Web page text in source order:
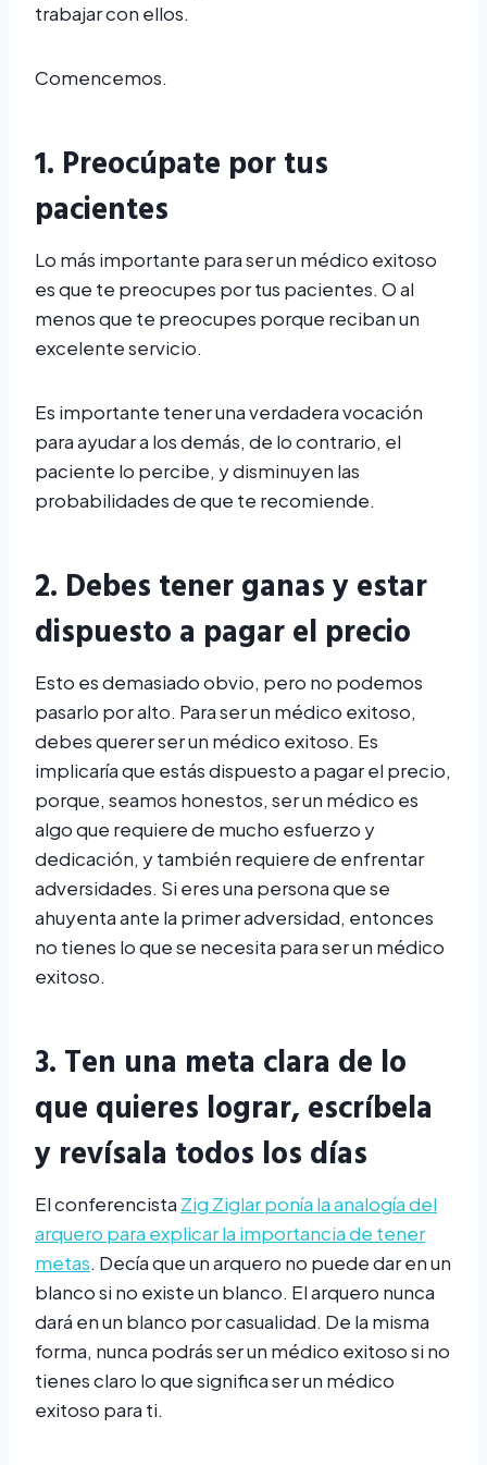
trabajar con ellos.
Comencemos.
1. Preocúpate por tus
pacientes
Lo más importante para ser un médico exitoso
es que te preocupes por tus pacientes. O al
menos que te preocupes porque reciban un
excelente servicio.
Es importante tener una verdadera vocación
para ayudar a los demás, de lo contrario, el
paciente lo percibe, y disminuyen las
probabilidades de que te recomiende.
2. Debes tener ganas y estar
dispuesto a pagar el precio
Esto es demasiado obvio, pero no podemos
pasarlo por alto. Para ser un médico exitoso,
debes querer ser un médico exitoso. Es
implicaría que estás dispuesto a pagar el precio,
porque, seamos honestos, ser un médico es
algo que requiere de mucho esfuerzo y
dedicación, y también requiere de enfrentar
adversidades. Si eres una persona que se
ahuyenta ante la primer adversidad, entonces
no tienes lo que se necesita para ser un médico
exitoso.
3. Ten una meta clara de lo
que quieres lograr, escríbela
y revísala todos los días
El conferencista Zig Ziglar ponía la analogía del
arquero para explicar la importancia de tener
metas. Decía que un arquero no puede dar en un
blanco si no existe un blanco. El arquero nunca
dará en un blanco por casualidad. De la misma
forma, nunca podrás ser un médico exitoso si no
tienes claro lo que significa ser un médico
exitoso para ti.